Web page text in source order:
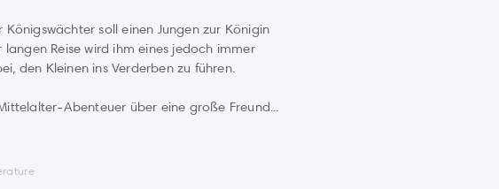
Königswächter soll einen Jungen zur Königin
langen Reise wird ihm eines jedoch immer
den Kleinen ins Verderben zu führen.
Abenteuer über eine große Freund...